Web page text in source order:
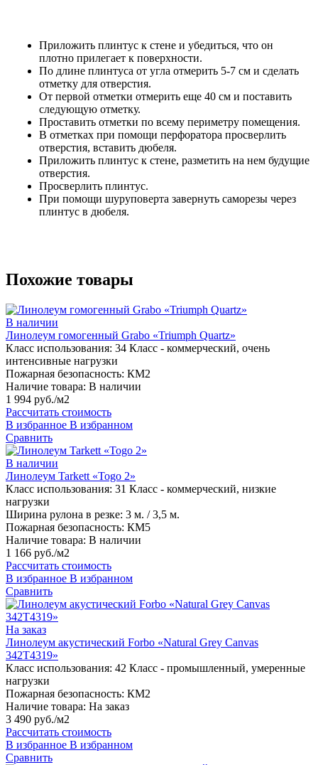
Приложить плинтус к стене и убедиться, что он
плотно прилегает к поверхности.
По длине плинтуса от угла отмерить 5-7 см и сделать
отметку для отверстия.
От первой отметки отмерить еще 40 см и поставить
следующую отметку.
Проставить отметки по всему периметру помещения.
В отметках при помощи перфоратора просверлить
отверстия, вставить дюбеля.
Приложить плинтус к стене, разметить на нем будущие
отверстия.
Просверлить плинтус.
При помощи шуруповерта завернуть саморезы через
плинтус в дюбеля.
Похожие товары
В наличии
Линолеум гомогенный Grabo «Triumph Quartz»
Класс использования: 34 Класс - коммерческий, очень
интенсивные нагрузки
Пожарная безопасность: КМ2
Наличие товара: В наличии
1 994 руб./м2
Рассчитать стоимость
В избранное В избранном
Сравнить
В наличии
Линолеум Tarkett «Togo 2»
Класс использования: 31 Класс - коммерческий, низкие
нагрузки
Ширина рулона в резке: 3 м. / 3,5 м.
Пожарная безопасность: КМ5
Наличие товара: В наличии
1 166 руб./м2
Рассчитать стоимость
В избранное В избранном
Сравнить
На заказ
Линолеум акустический Forbo «Natural Grey Canvas
342T4319»
Класс использования: 42 Класс - промышленный, умеренные
нагрузки
Пожарная безопасность: КМ2
Наличие товара: На заказ
3 490 руб./м2
Рассчитать стоимость
В избранное В избранном
Сравнить